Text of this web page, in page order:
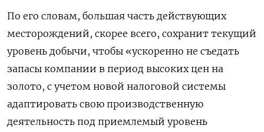
По его словам, большая часть действующих
месторождений, скорее всего, сохранит текущий
уровень добычи, чтобы «ускоренно не съедать
запасы компании в период высоких цен на
золото, с учетом новой налоговой системы
адаптировать свою производственную
деятельность под приемлемый уровень